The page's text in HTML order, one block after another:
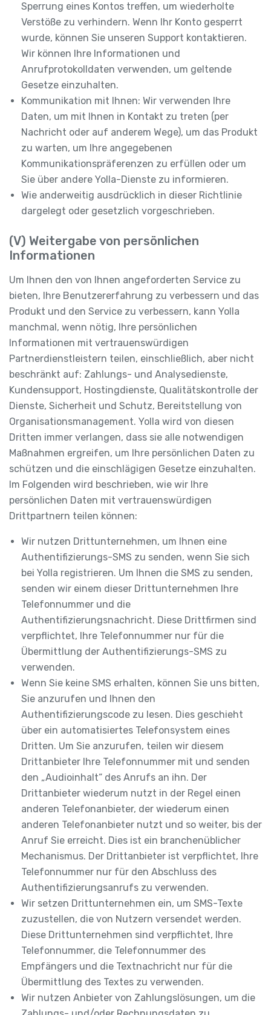
Sperrung eines Kontos treffen, um wiederholte
Verstöße zu verhindern. Wenn Ihr Konto gesperrt
wurde, können Sie unseren Support kontaktieren.
Wir können Ihre Informationen und
Anrufprotokolldaten verwenden, um geltende
Gesetze einzuhalten.
Kommunikation mit Ihnen: Wir verwenden Ihre
Daten, um mit Ihnen in Kontakt zu treten (per
Nachricht oder auf anderem Wege), um das Produkt
zu warten, um Ihre angegebenen
Kommunikationspräferenzen zu erfüllen oder um
Sie über andere Yolla-Dienste zu informieren.
Wie anderweitig ausdrücklich in dieser Richtlinie
dargelegt oder gesetzlich vorgeschrieben.
(V) Weitergabe von persönlichen
Informationen
Um Ihnen den von Ihnen angeforderten Service zu
bieten, Ihre Benutzererfahrung zu verbessern und das
Produkt und den Service zu verbessern, kann Yolla
manchmal, wenn nötig, Ihre persönlichen
Informationen mit vertrauenswürdigen
Partnerdienstleistern teilen, einschließlich, aber nicht
beschränkt auf: Zahlungs- und Analysedienste,
Kundensupport, Hostingdienste, Qualitätskontrolle der
Dienste, Sicherheit und Schutz, Bereitstellung von
Organisationsmanagement. Yolla wird von diesen
Dritten immer verlangen, dass sie alle notwendigen
Maßnahmen ergreifen, um Ihre persönlichen Daten zu
schützen und die einschlägigen Gesetze einzuhalten.
Im Folgenden wird beschrieben, wie wir Ihre
persönlichen Daten mit vertrauenswürdigen
Drittpartnern teilen können:
Wir nutzen Drittunternehmen, um Ihnen eine
Authentifizierungs-SMS zu senden, wenn Sie sich
bei Yolla registrieren. Um Ihnen die SMS zu senden,
senden wir einem dieser Drittunternehmen Ihre
Telefonnummer und die
Authentifizierungsnachricht. Diese Drittfirmen sind
verpflichtet, Ihre Telefonnummer nur für die
Übermittlung der Authentifizierungs-SMS zu
verwenden.
Wenn Sie keine SMS erhalten, können Sie uns bitten,
Sie anzurufen und Ihnen den
Authentifizierungscode zu lesen. Dies geschieht
über ein automatisiertes Telefonsystem eines
Dritten. Um Sie anzurufen, teilen wir diesem
Drittanbieter Ihre Telefonnummer mit und senden
den „Audioinhalt“ des Anrufs an ihn. Der
Drittanbieter wiederum nutzt in der Regel einen
anderen Telefonanbieter, der wiederum einen
anderen Telefonanbieter nutzt und so weiter, bis der
Anruf Sie erreicht. Dies ist ein branchenüblicher
Mechanismus. Der Drittanbieter ist verpflichtet, Ihre
Telefonnummer nur für den Abschluss des
Authentifizierungsanrufs zu verwenden.
Wir setzen Drittunternehmen ein, um SMS-Texte
zuzustellen, die von Nutzern versendet werden.
Diese Drittunternehmen sind verpflichtet, Ihre
Telefonnummer, die Telefonnummer des
Empfängers und die Textnachricht nur für die
Übermittlung des Textes zu verwenden.
Wir nutzen Anbieter von Zahlungslösungen, um die